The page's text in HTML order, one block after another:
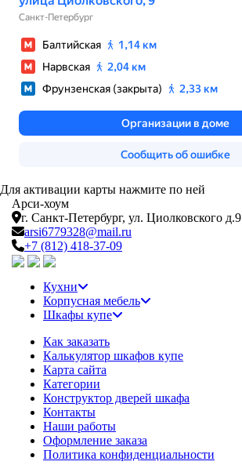
Для активации карты нажмите по ней
Арси-хоум
г. Санкт-Петербург, ул. Циолковского д.9
arsi6779328@mail.ru
+7 (812) 418-37-09
Кухни
Корпусная мебель
Шкафы купе
Как заказать
Калькулятор шкафов купе
Карта сайта
Категории
Конструктор дверей шкафа
Контакты
Наши работы
Оформление заказа
Политика конфиденциальности